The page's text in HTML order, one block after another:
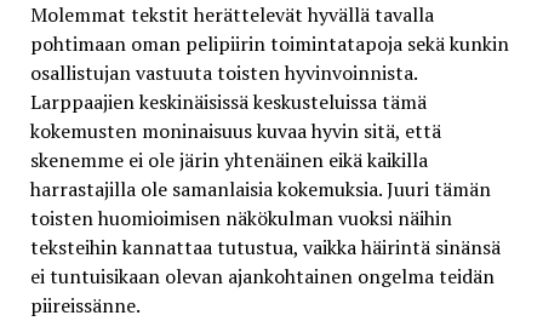
Molemmat tekstit herättelevät hyvällä tavalla
pohtimaan oman pelipiirin toimintatapoja sekä kunkin
osallistujan vastuuta toisten hyvinvoinnista.
Larppaajien keskinäisissä keskusteluissa tämä
kokemusten moninaisuus kuvaa hyvin sitä, että
skenemme ei ole järin yhtenäinen eikä kaikilla
harrastajilla ole samanlaisia kokemuksia. Juuri tämän
toisten huomioimisen näkökulman vuoksi näihin
teksteihin kannattaa tutustua, vaikka häirintä sinänsä
ei tuntuisikaan olevan ajankohtainen ongelma teidän
piireissänne.